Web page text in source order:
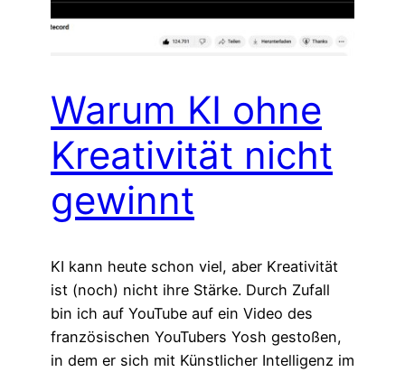
Warum KI ohne
Kreativität nicht
gewinnt
KI kann heute schon viel, aber Kreativität
ist (noch) nicht ihre Stärke. Durch Zufall
bin ich auf YouTube auf ein Video des
französischen YouTubers Yosh gestoßen,
in dem er sich mit Künstlicher Intelligenz im